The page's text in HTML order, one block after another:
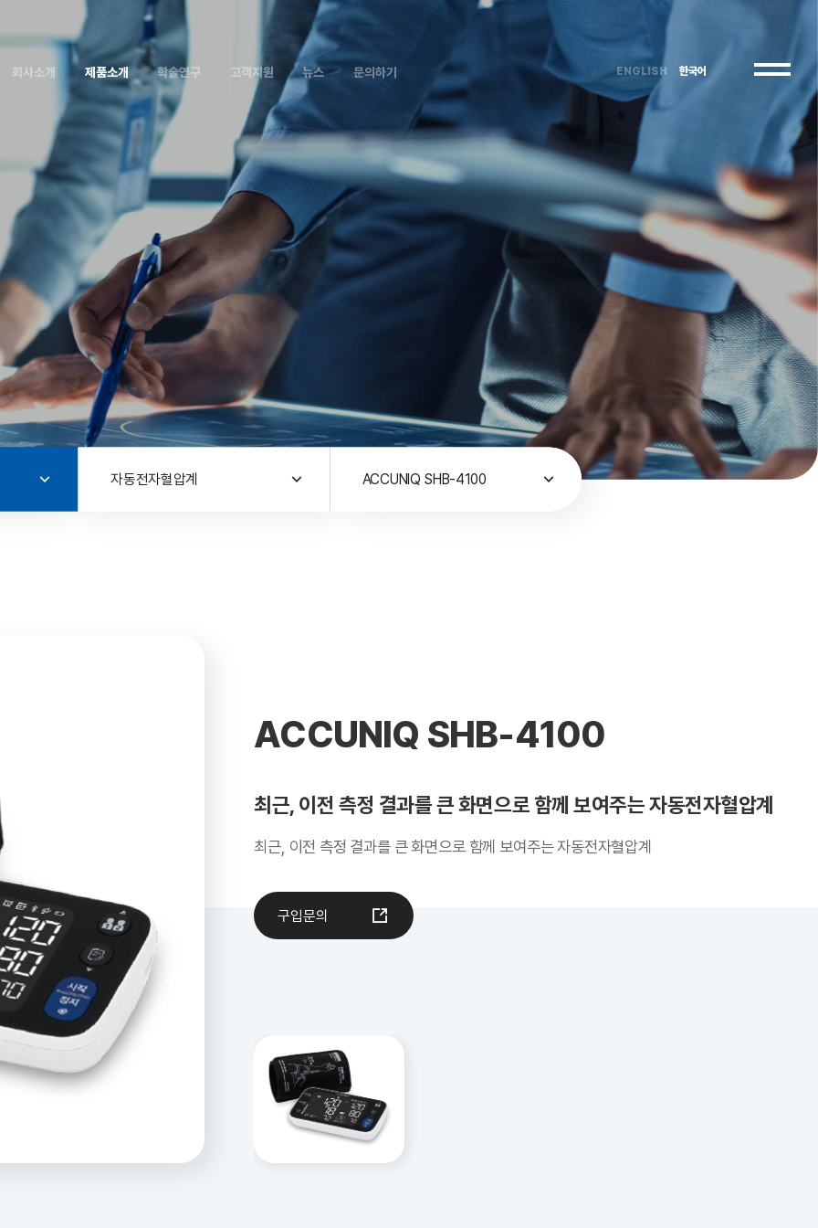
ENGLISH 한국어
회 사소개 제 품소개 학술연구 고객 지원 뉴스 문의하기
자동전자혈압계 ACCUNIQ SHB-4100
ACCUNIQ SHB-4100
최근, 이전 측정 결과를 큰 화면으로 함께 보여주는 자동전자혈압계
최근, 이전 측정 결과를 큰 화면으로 함께 보여주는 자동전자혈압계
구입문의